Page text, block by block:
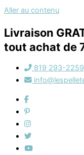
Aller au contenu
Livraison
tout achat de
819 293-2259